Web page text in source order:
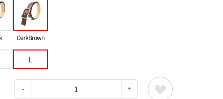
DarkBrown
L